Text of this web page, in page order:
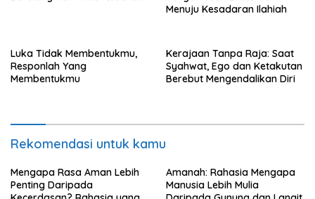
Menuju Kesadaran Ilahiah
Luka Tidak Membentukmu,
Responlah Yang
Membentukmu
Kerajaan Tanpa Raja: Saat
Syahwat, Ego dan Ketakutan
Berebut Mengendalikan Diri
Rekomendasi untuk kamu
Mengapa Rasa Aman Lebih
Penting Daripada
Amanah: Rahasia Mengapa
Manusia Lebih Mulia